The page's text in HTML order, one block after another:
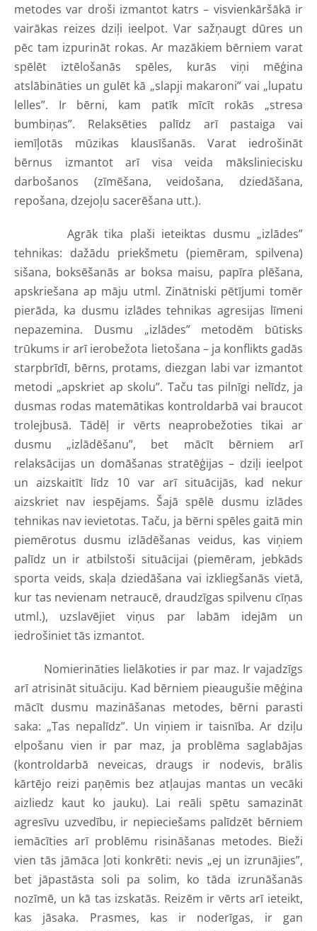
metodes var droši izmantot katrs – visvienkāršākā ir
vairākas reizes dziļi ieelpot. Var sažņaugt dūres un
pēc tam izpurināt rokas. Ar mazākiem bērniem varat
spēlēt iztēlošanās spēles, kurās viņi mēģina
atslābināties un gulēt kā „slapji makaroni” vai „lupatu
lelles”. Ir bērni, kam patīk mīcīt rokās „stresa
bumbiņas”. Relaksēties palīdz arī pastaiga vai
iemīļotās mūzikas klausīšanās. Varat iedrošināt
bērnus izmantot arī visa veida māksliniecisku
darbošanos (zīmēšana, veidošana, dziedāšana,
repošana, dzejoļu sacerēšana utt.).
Agrāk tika plaši ieteiktas dusmu „izlādes”
tehnikas: dažādu priekšmetu (piemēram, spilvena)
sišana, boksēšanās ar boksa maisu, papīra plēšana,
apskriešana ap māju utml. Zinātniski pētījumi tomēr
pierāda, ka dusmu izlādes tehnikas agresijas līmeni
nepazemina. Dusmu „izlādes” metodēm būtisks
trūkums ir arī ierobežota lietošana – ja konflikts gadās
starpbrīdī, bērns, protams, diezgan labi var izmantot
metodi „apskriet ap skolu”. Taču tas pilnīgi nelīdz, ja
dusmas rodas matemātikas kontroldarbā vai braucot
trolejbusā. Tādēļ ir vērts neaprobežoties tikai ar
dusmu „izlādēšanu”, bet mācīt bērniem arī
relaksācijas un domāšanas stratēģijas – dziļi ieelpot
un aizskaitīt līdz 10 var arī situācijās, kad nekur
aizskriet nav iespējams. Šajā spēlē dusmu izlādes
tehnikas nav ievietotas. Taču, ja bērni spēles gaitā min
piemērotus dusmu izlādēšanas veidus, kas viņiem
palīdz un ir atbilstoši situācijai (piemēram, jebkāds
sporta veids, skaļa dziedāšana vai izkliegšanās vietā,
kur tas nevienam netraucē, draudzīgas spilvenu cīņas
utml.), uzslavējiet viņus par labām idejām un
iedrošiniet tās izmantot.
Nomierināties lielākoties ir par maz. Ir vajadzīgs
arī atrisināt situāciju. Kad bērniem pieaugušie mēģina
mācīt dusmu mazināšanas metodes, bērni parasti
saka: „Tas nepalīdz”. Un viņiem ir taisnība. Ar dziļu
elpošanu vien ir par maz, ja problēma saglabājas
(kontroldarbā neveicas, draugs ir nodevis, brālis
kārtējo reizi paņēmis bez atļaujas mantas un vecāki
aizliedz kaut ko jauku). Lai reāli spētu samazināt
agresīvu uzvedību, ir nepieciešams palīdzēt bērniem
iemācīties arī problēmu risināšanas metodes. Bieži
vien tās jāmāca ļoti konkrēti: nevis „ej un izrunājies”,
bet jāpastāsta soli pa solim, ko tāda izrunāšanās
nozīmē, un kā tas izskatās. Reizēm ir vērts arī ieteikt,
kas jāsaka. Prasmes, kas ir noderīgas, ir gan